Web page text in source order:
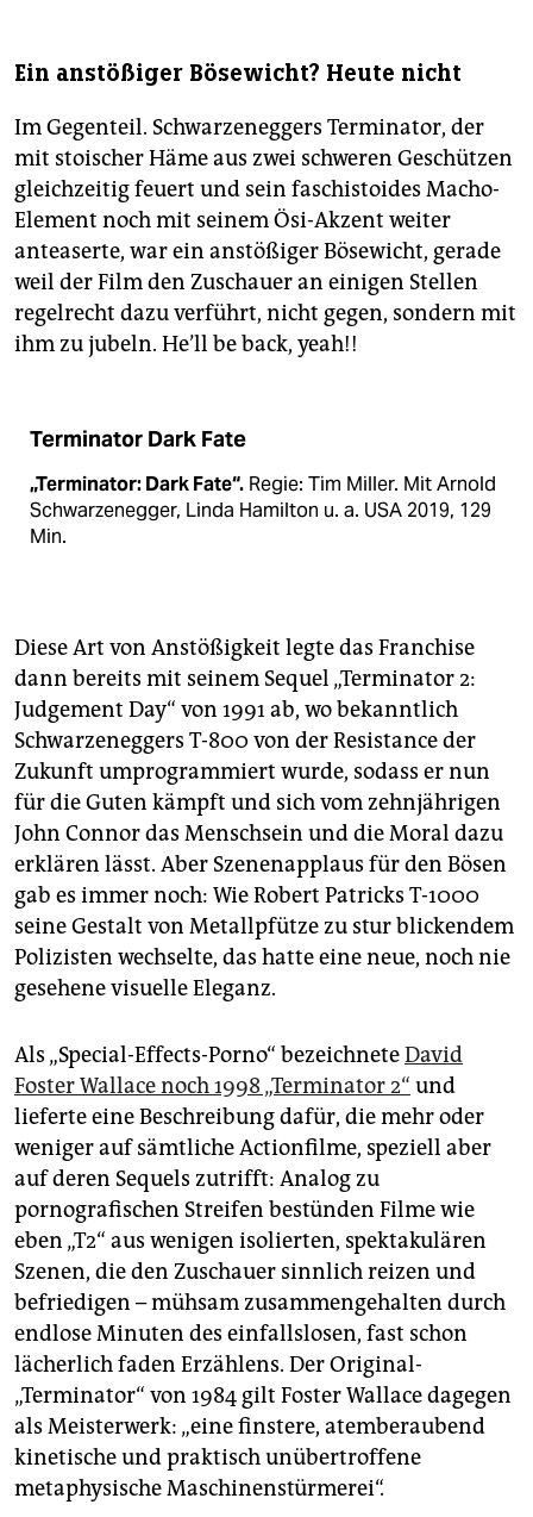
Ein anstößiger Bösewicht? Heute nicht
Im Gegenteil. Schwarzeneggers Terminator, der
mit stoischer Häme aus zwei schweren Geschützen
gleichzeitig feuert und sein faschistoides Macho-
Element noch mit seinem Ösi-Akzent weiter
anteaserte, war ein anstößiger Bösewicht, gerade
weil der Film den Zuschauer an einigen Stellen
regelrecht dazu verführt, nicht gegen, sondern mit
ihm zu jubeln. He’ll be back, yeah!!
Terminator Dark Fate
„Terminator: Dark Fate“. Regie: Tim Miller. Mit Arnold
Schwarzenegger, Linda Hamilton u. a. USA 2019, 129
Min.
Diese Art von Anstößigkeit legte das Franchise
dann bereits mit seinem Sequel „Terminator 2:
Judgement Day“ von 1991 ab, wo bekanntlich
Schwarzeneggers T-800 von der Resistance der
Zukunft umprogrammiert wurde, sodass er nun
für die Guten kämpft und sich vom zehnjährigen
John Connor das Menschsein und die Moral dazu
erklären lässt. Aber Szenenapplaus für den Bösen
gab es immer noch: Wie Robert Patricks T-1000
seine Gestalt von Metallpfütze zu stur blickendem
Polizisten wechselte, das hatte eine neue, noch nie
gesehene visuelle Eleganz.
Als „Special-Effects-Porno“ bezeichneteDavid
Foster Wallace noch 1998 „Terminator 2“ und
lieferte eine Beschreibung dafür, die mehr oder
weniger auf sämtliche Actionfilme, speziell aber
auf deren Sequels zutrifft: Analog zu
pornografischen Streifen bestünden Filme wie
eben „T2“ aus wenigen isolierten, spektakulären
Szenen, die den Zuschauer sinnlich reizen und
befriedigen – mühsam zusammengehalten durch
endlose Minuten des einfallslosen, fast schon
lächerlich faden Erzählens. Der Original-
„Terminator“ von 1984 gilt Foster Wallace dagegen
als Meisterwerk: „eine finstere, atemberaubend
kinetische und praktisch unübertroffene
metaphysische Maschinenstürmerei“.